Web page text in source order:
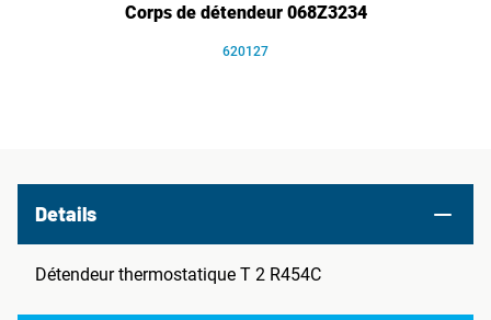
Corps de détendeur 068Z3234
620127
Details
Détendeur thermostatique T 2 R454C